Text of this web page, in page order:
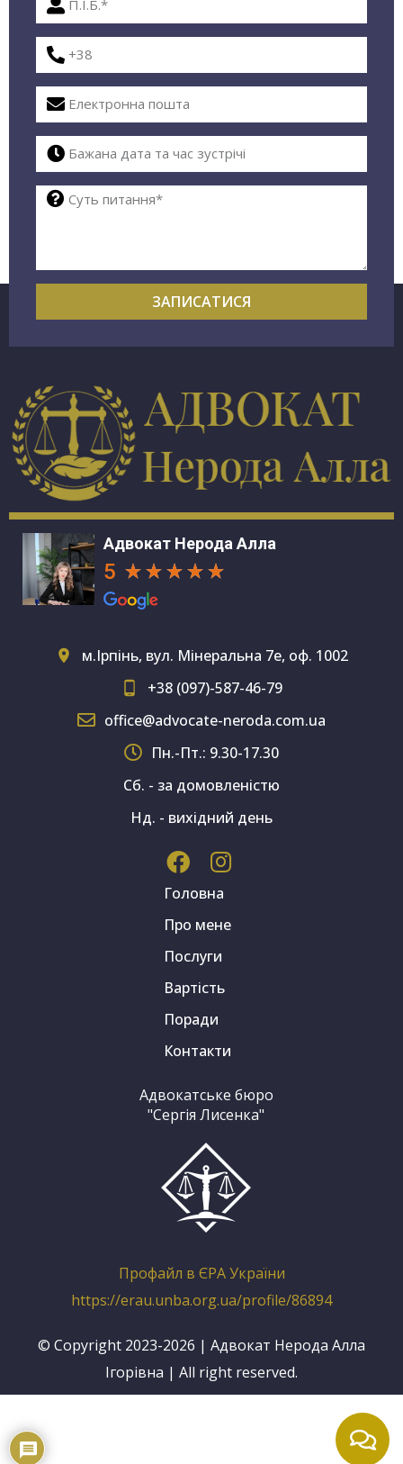
ЗАПИСАТИСЯ
Адвокат Нерода Алла
5
м.Ірпінь, вул. Мінеральна 7е, оф. 1002
+38 (097)-587-46-79
office@advocate-neroda.com.ua
Пн.-Пт.: 9.30-17.30
Сб. - за домовленістю
Нд. - вихідний день
Головна
Про мене
Послуги
Вартість
Поради
Контакти
Адвокатське бюро
"Сергія Лисенка"
Профайл в ЄРА України
https://erau.unba.org.ua/profile/86894
© Copyright 2023-2026 | Адвокат Нерода Алла
Ігорівна | All right reserved.